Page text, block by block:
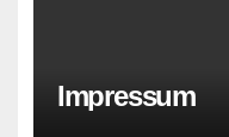
Impressum